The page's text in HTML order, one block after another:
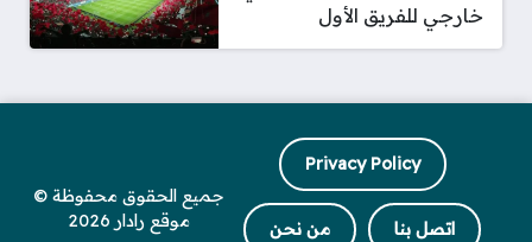
خارجي للفريق الأول
Privacy Policy
اتصل بنا من نحن
جميع الحقوق محفوظة ©
موقع رادار 2026